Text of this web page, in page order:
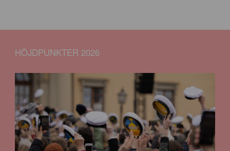
HÖJDPUNKTER 2026